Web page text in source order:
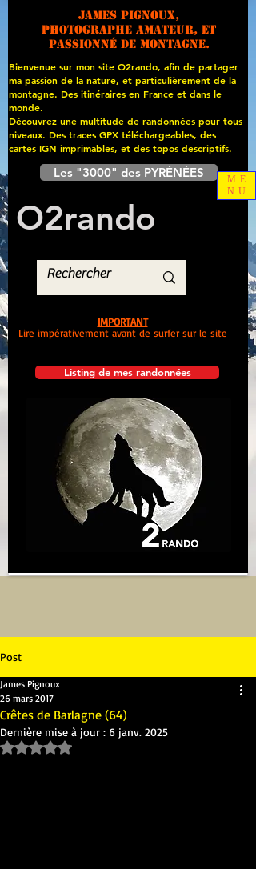
James PIGNOUX,
photographe amateur, et
passionné de montagne.
Bienvenue sur mon site O2rando, afin de partager
ma passion de la nature, et particulièrement de la
montagne. Des itinéraires en France et dans le
monde.
Découvrez une multitude de randonnées pour tous
niveaux. Des traces GPX téléchargeables, des
cartes IGN imprimables, et des topos descriptifs.
Les "3000" des PYRÉNÉES
O2rando
Listing de mes randonnées
IMPORTANT
Lire impérativement avant de surfer sur le site
ME
NU
Post
Crêtes de Barlagne (64)
James Pignoux
26 mars 2017
Dernière mise à jour : 6 janv. 2025
Noté NaN étoiles sur 5.